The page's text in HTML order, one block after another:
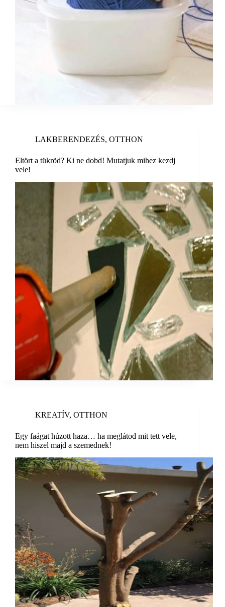
LAKBERENDEZÉS, OTTHON
Eltört a tükröd? Ki ne dobd! Mutatjuk mihez kezdj
vele!
KREATÍV, OTTHON
Egy faágat húzott haza… ha meglátod mit tett vele,
nem hiszel majd a szemednek!